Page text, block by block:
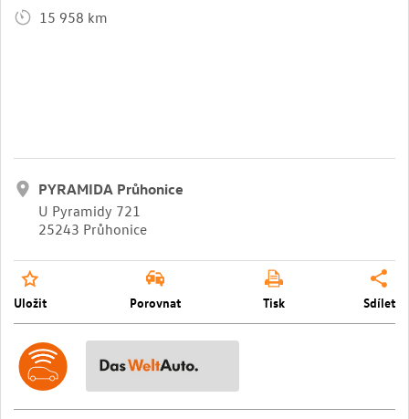
15 958 km
PYRAMIDA Průhonice
U Pyramidy 721
25243 Průhonice
Uložit Porovnat Tisk Sdílet